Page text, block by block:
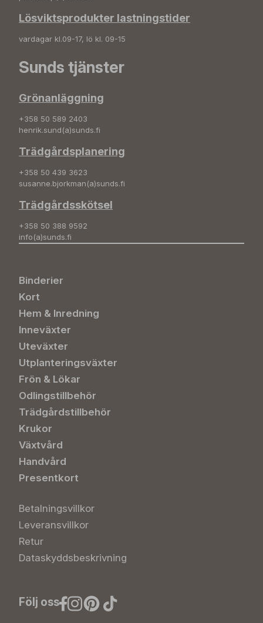
Lösviktsprodukter lastningstider
vardagar kl.09-17, lö kl. 09-15
Sunds tjänster
Grönanläggning
+358 50 589 2403
henrik.sund(a)sunds.fi
Trädgårdsplanering
+358 50 439 3623
susanne.bjorkman(a)sunds.fi
Trädgårdsskötsel
+358 50 388 9592
info(a)sunds.fi
Binderier
Kort
Hem & Inredning
Inneväxter
Uteväxter
Utplanteringsväxter
Frön & Lökar
Odlingstillbehör
Trädgårdstillbehör
Krukor
Växtvård
Handvård
Presentkort
Betalningsvillkor
Leveransvillkor
Retur
Dataskyddsbeskrivning
Följ oss